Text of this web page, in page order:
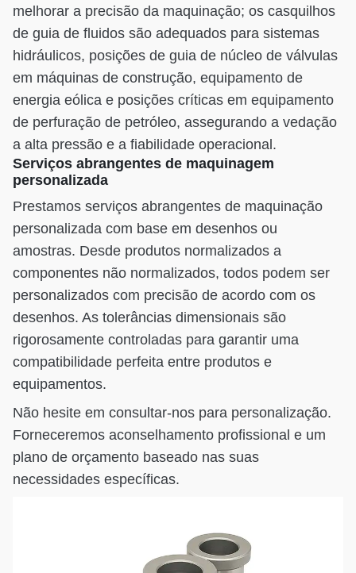
melhorar a precisão da maquinação; os casquilhos
de guia de fluidos são adequados para sistemas
hidráulicos, posições de guia de núcleo de válvulas
em máquinas de construção, equipamento de
energia eólica e posições críticas em equipamento
de perfuração de petróleo, assegurando a vedação
a alta pressão e a fiabilidade operacional.
Serviços abrangentes de maquinagem
personalizada
Prestamos serviços abrangentes de maquinação
personalizada com base em desenhos ou
amostras. Desde produtos normalizados a
componentes não normalizados, todos podem ser
personalizados com precisão de acordo com os
desenhos. As tolerâncias dimensionais são
rigorosamente controladas para garantir uma
compatibilidade perfeita entre produtos e
equipamentos.
Não hesite em consultar-nos para personalização.
Forneceremos aconselhamento profissional e um
plano de orçamento baseado nas suas
necessidades específicas.